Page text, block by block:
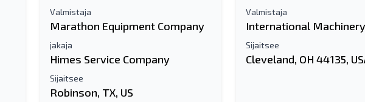
Valmistaja
Marathon Equipment Company
jakaja
Himes Service Company
Sijaitsee
Robinson, TX, US
Valmistaja
International Machinery
Sijaitsee
Cleveland, OH 44135,